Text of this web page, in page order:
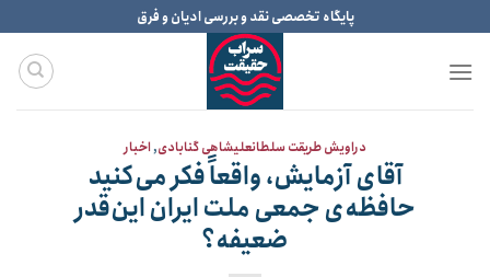
to
content
پایگاه تخصصی نقد و بررسی ادیان و فرق
دراویش طریقت سلطانعلیشاهی گنابادی,اخبار
آقای آزمایش، واقعاً فکر می‌کنید
حافظه‌ی جمعی ملت ایران این‌قدر
ضعیفه؟